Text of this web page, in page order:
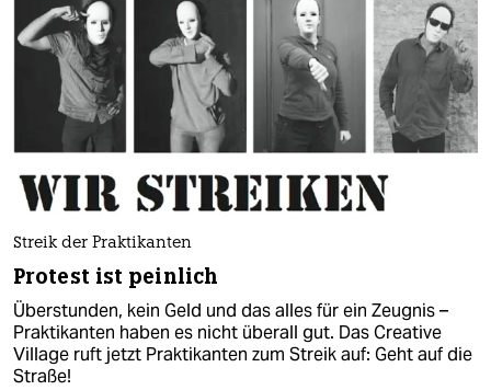
Streik der Praktikanten
Protest ist peinlich
Überstunden, kein Geld und das alles für ein Zeugnis –
Praktikanten haben es nicht überall gut. Das Creative
Village ruft jetzt Praktikanten zum Streik auf: Geht auf die
Straße!